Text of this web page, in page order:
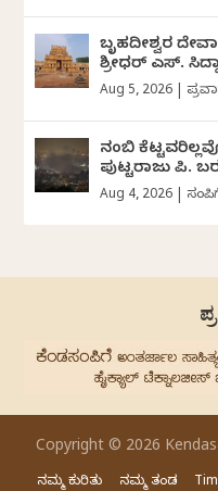
ಬೃಹದೀಶ್ವರ
ಶ್ರೀಧರ್‌ ಎಸ್.‌
Aug 5, 2026
ನಂಬಿ
ಪುಟ್ಟರಾಜು ಪಿ.
Aug 4, 2026
Copyright © 2026
ನಮ್ಮ ಕುರಿತು ನಮ್ಮ ತಂಡ